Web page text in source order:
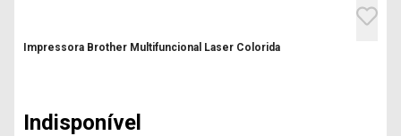
Impressora Brother Multifuncional Laser Colorida
Indisponível